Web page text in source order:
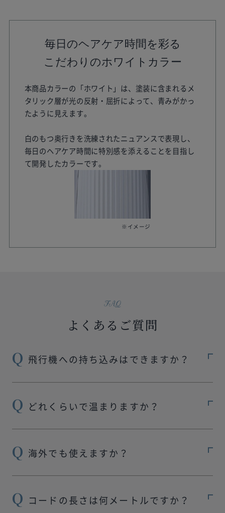
毎日のヘアケア時間を彩る
こだわりのホワイトカラー
本商品カラーの「ホワイト」は、塗装に含まれるメ
タリック層が光の反射・屈折によって、青みがかっ
たように見えます。
白のもつ奥行きを洗練されたニュアンスで表現し、
毎日のヘアケア時間に特別感を添えることを目指し
て開発したカラーです。
※イメージ
よくあるご質問
飛行機への持ち込みはできますか？
どれくらいで温まりますか？
海外でも使えますか？
コードの長さは何メートルですか？